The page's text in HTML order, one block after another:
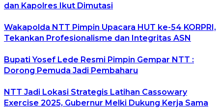
dan Kapolres Ikut Dimutasi
Wakapolda NTT Pimpin Upacara HUT ke-54 KORPRI,
Tekankan Profesionalisme dan Integritas ASN
Bupati Yosef Lede Resmi Pimpin Gempar NTT :
Dorong Pemuda Jadi Pembaharu
NTT Jadi Lokasi Strategis Latihan Cassowary
Exercise 2025, Gubernur Melki Dukung Kerja Sama